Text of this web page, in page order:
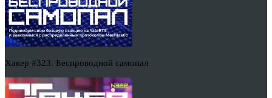
Хакер #323. Беспроводной самопал